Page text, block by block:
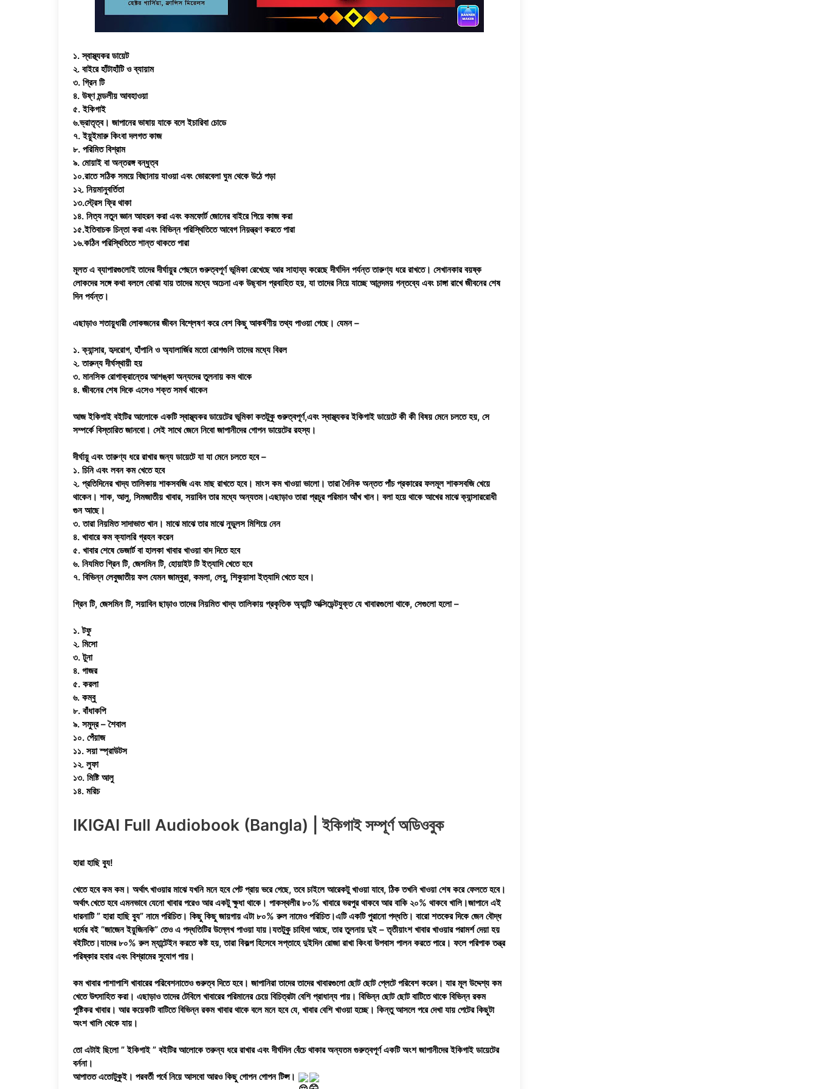
১. স্বাস্থ্যকর ডায়েট
২. বাইরে হাঁটাহাঁটি ও ব্যায়াম
৩. গ্রিন টি
৪. উষ্ণ মন্ডলীয় আবহাওয়া
৫. ইকিগাই
৬.ভ্রাতৃত্ব। জাপানের ভাষায় যাকে বলে ইচারিবা চোডে
৭. ইয়ুইমারু কিংবা দলগত কাজ
৮. পরিমিত বিশ্রাম
৯. মোয়াই বা অন্তরঙ্গ বন্ধুত্ব
১০.রাতে সঠিক সময়ে বিছানায় যাওয়া এবং ভোরবেলা ঘুম থেকে উঠে পড়া
১২. নিয়মানুবর্তিতা
১৩.স্ট্রেস ফ্রি থাকা
১৪. নিত্য নতুন জ্ঞান আহরন করা এবং কমফোর্ট জোনের বাইরে গিয়ে কাজ করা
১৫.ইতিবাচক চিন্তা করা এবং বিভিন্ন পরিস্থিতিতে আবেগ নিয়ন্ত্রণ করতে পারা
১৬.কঠিন পরিস্থিতিতে শান্ত থাকতে পারা
মূলত এ ব্যাপারগুলোই তাদের দীর্ঘায়ুর পেছনে গুরুত্বপূর্ণ ভূমিকা রেখেছে আর সাহায্য করেছে দীর্ঘদিন পর্যন্ত তারুণ্য ধরে রাখতে। সেখানকার বয়ষ্ক
লোকদের সঙ্গে কথা বললে বোঝা যায় তাদের মধ্যে অচেনা এক উছ্বাস প্রবাহিত হয়, যা তাদের নিয়ে যাচ্ছে আনন্দময় গন্তব্যে এবং চাঙ্গা রাখে জীবনের শেষ
দিন পর্যন্ত।
এছাড়াও শতায়ুধারী লোকজনের জীবন বিশ্লেষণ করে বেশ কিছু আকর্ষণীয় তথ্য পাওয়া গেছে। যেমন–
১. ক্যান্সার, হৃদরোগ, হাঁপানি ও অ্যালার্জির মতো রোগগুলি তাদের মধ্যে বিরল
২. তারুন্য দীর্ঘস্থায়ী হয়
৩. মানসিক রোগাক্রান্তের আশঙ্কা অন্যদের তুলনায় কম থাকে
৪. জীবনের শেষ দিকে এসেও শক্ত সমর্থ থাকেন
আজ ইকিগাই বইটির আলোকে একটি স্বাস্থ্যকর ডায়েটের ভূমিকা কতটুকু গুরুত্বপূর্ণ,এবং স্বাস্থ্যকর ইকিগাই ডায়েটে কী কী বিষয় মেনে চলতে হয়, সে
সম্পর্কে বিস্তারিত জানবো। সেই সাথে জেনে নিবো জাপানীদের গোপন ডায়েটের রহস্য।
দীর্ঘায়ু এবং তারুণ্য ধরে রাখার জন্য ডায়েটে যা যা মেনে চলতে হবে –
১. চিনি এবং লবন কম খেতে হবে
২. প্রতিদিনের খাদ্য তালিকায় শাকসবজি এবং মাছ রাখতে হবে। মাংস কম খাওয়া ভালো। তারা দৈনিক অন্তত পাঁচ প্রকারের ফলমূল শাকসবজি খেয়ে
থাকেন। শাক, আলু, সিমজাতীয় খাবার, সয়াবিন তার মধ্যে অন্যতম।এছাড়াও তারা প্রচুর পরিমান আঁখ খান। বলা হয়ে থাকে আখের মাঝে ক্যান্সাররোধী
গুন আছে।
৩. তারা নিয়মিত সাদাভাত খান। মাঝে মাঝে তার মাঝে নুডুলস মিশিয়ে নেন
৪. খাবারে কম ক্যালরি গ্রহন করেন
৫. খাবার শেষে ডেজার্ট বা হালকা খাবার খাওয়া বাদ দিতে হবে
৬. নিযমিত গ্রিন টি, জেসমিন টি, হোয়াইট টি ইত্যাদি খেতে হবে
৭. বিভিন্ন লেবুজাতীয় ফল যেমন জাম্বুরা, কমলা, লেবু, শিকুয়াসা ইত্যাদি খেতে হবে।
গ্রিন টি, জেসমিন টি, সয়াবিন ছাড়াও তাদের নিয়মিত খাদ্য তালিকায় প্রকৃতিক অ্যান্টি অক্সিডেন্টযুক্ত যে খাবারগুলো থাকে, সেগুলো হলো –
১. টফু
২. মিসো
৩. টুনা
৪. গাজর
৫. করলা
৬. কম্বু
৮. বাঁধাকপি
৯. সমুদ্র – শৈবাল
১০. পেঁয়াজ
১১. সয়া স্প্রাউটস
১২. লুফা
১৩. মিষ্টি আলু
১৪. মরিচ
IKIGAI Full Audiobook (Bangla) | ইকিগাই সম্পূর্ণ অডিওবুক
হারা হাছি ব্যু!
খেতে হবে কম কম। অর্থাৎ খাওয়ার মাঝে যখনি মনে হবে পেট প্রায় ভরে গেছে, তবে চাইলে আরেকটু খাওয়া যাবে, ঠিক তখনি খাওয়া শেষ করে ফেলতে হবে।
অর্থাৎ খেতে হবে এমনভাবে যেনো খাবার পরেও আর একটু ক্ষুধা থাকে। পাকস্থলীর ৮০% খাবারে ভরপুর থাকবে আর বাকি ২০% থাকবে খালি।জাপানে এই
ধারনাটি ” হারা হাছি ব্যু” নামে পরিচিত। কিছু কিছু জায়গায় এটা ৮০% রুল নামেও পরিচিত।এটি একটি পুরানো পদ্ধতি। বারো শতকের দিকে জেন বৌদ্ধ
ধর্মের বই “জাজেন ইয়ুজিনকি” তেও এ পদ্ধতিটির উল্লেখ পাওয়া যায়।যতটুকু চাহিদা আছে, তার তুলনায় দুই – তৃতীয়াংশ খাবার খাওয়ার পরামর্শ দেয়া হয়
বইটিতে।যাদের ৮০% রুল ম্যান্টেইন করতে কষ্ট হয়, তারা বিকল্প হিসেবে সপ্তাহে দুইদিন রোজা রাখা কিংবা উপবাস পালন করতে পারে। ফলে পরিপাক তন্ত্র
পরিষ্কার হবার এবং বিশ্রামের সুযোগ পায়।
কম খাবার পাশাপাশি খাবারের পরিবেশনাতেও গুরুত্ব দিতে হবে। জাপানিরা তাদের তাদের খাবারগুলো ছোট ছোট প্লেটে পরিবেশ করেন। যার মূল উদ্দেশ্য কম
খেতে উৎসাহিত করা। এছাড়াও তাদের টেবিলে খাবারের পরিমানের চেয়ে বিচিত্রটা বেশি প্রাধান্য পায়। বিভিন্ন ছোট ছোট বাটিতে থাকে বিভিন্ন রকম
পুষ্টিকর খাবার। আর কয়েকটি বাটিতে বিভিন্ন রকম খাবার থাকে বলে মনে হবে যে, খাবার বেশি খাওয়া হচ্ছে। কিন্তু আসলে পরে দেখা যায় পেটের কিছুটা
অংশ খালি থেকে যায়।
তো এটাই ছিলো ” ইকিগাই ” বইটির আলোকে তরুন্য ধরে রাখার এবং দীর্ঘদিন বেঁচে থাকার অন্যতম গুরুত্বপূর্ণ একটি অংশ জাপানীদের ইকিগাই ডায়েটের
বর্ননা।
আপাতত এতোটুকুই। পরবর্তী পর্বে নিয়ে আসবো আরও কিছু গোপন গোপন টিপ্স।